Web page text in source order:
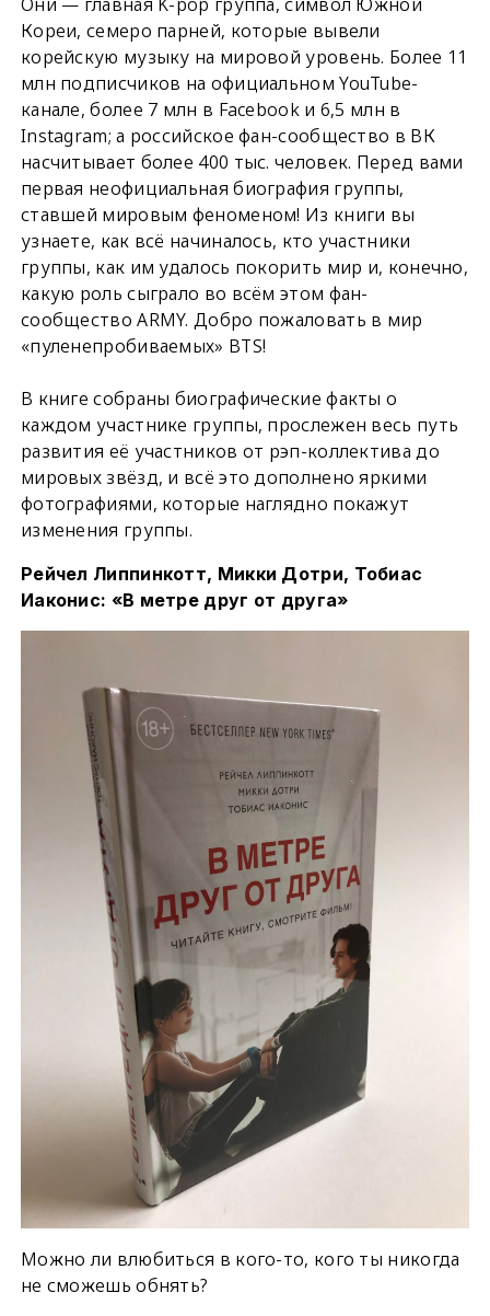
Кореи, семеро парней, которые вывели
корейскую музыку на мировой уровень. Более 11
млн подписчиков на официальном YouTube-
канале, более 7 млн в Facebook и 6,5 млн в
Instagram; а российское фан-сообщество в ВК
насчитывает более 400 тыс. человек. Перед вами
первая неофициальная биография группы,
ставшей мировым феноменом! Из книги вы
узнаете, как всё начиналось, кто участники
группы, как им удалось покорить мир и, конечно,
какую роль сыграло во всём этом фан-
сообщество ARMY. Добро пожаловать в мир
«пуленепробиваемых» BTS!
В книге собраны биографические факты о
каждом участнике группы, прослежен весь путь
развития её участников от рэп-коллектива до
мировых звёзд, и всё это дополнено яркими
фотографиями, которые наглядно покажут
изменения группы.
Рейчел Липпинкотт, Микки Дотри, Тобиас
Иаконис: «В метре друг от друга»
Можно ли влюбиться в кого-то, кого ты никогда
не сможешь обнять?